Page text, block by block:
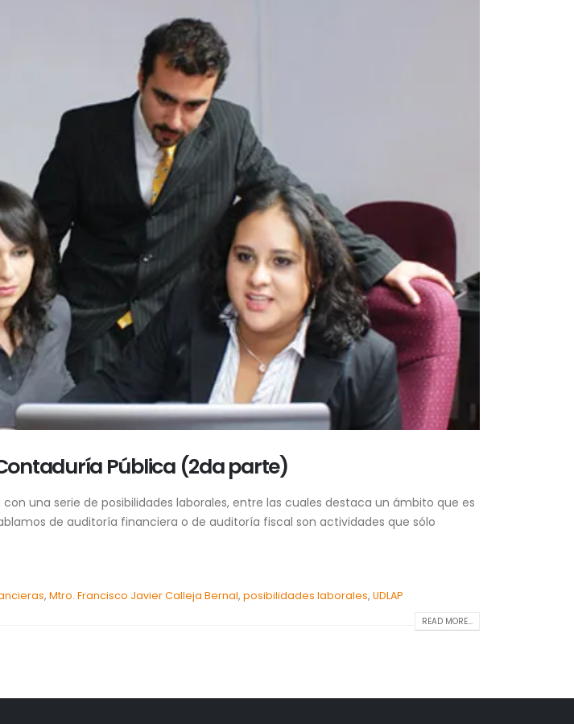
Pública (2da parte)
una serie de posibilidades laborales, entre las cuales destaca un ámbito que es
de auditoría financiera o de auditoría fiscal son actividades que sólo
, Mtro. Francisco Javier Calleja Bernal, posibilidades laborales, UDLAP
READ MORE...